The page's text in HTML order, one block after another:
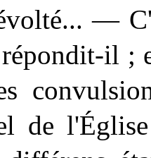
—
il ;
de